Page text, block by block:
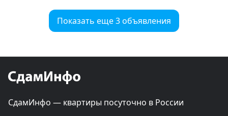
Показать еще 3 объявления
СдамИнфо — квартиры посуточно в России